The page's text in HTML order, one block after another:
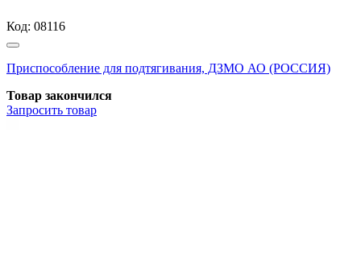
Код: 08116
Приспособление для подтягивания, ДЗМО АО (РОССИЯ)
Товар закончился
Запросить товар